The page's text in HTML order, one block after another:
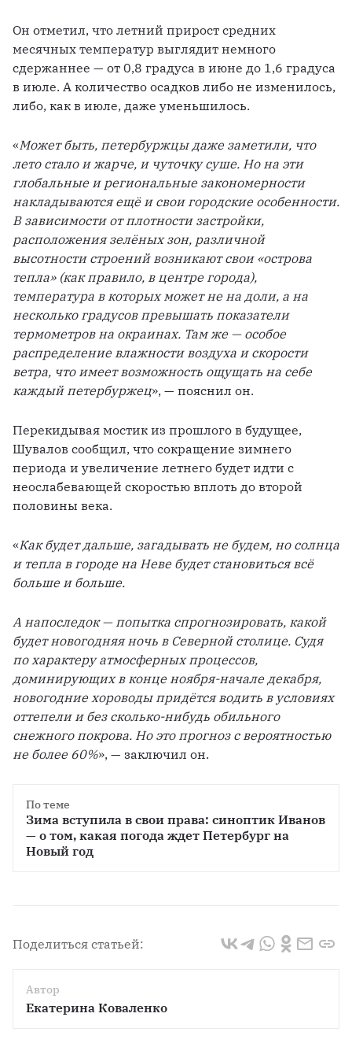
Он отметил, что летний прирост средних
месячных температур выглядит немного
сдержаннее — от 0,8 градуса в июне до 1,6 градуса
в июле. А количество осадков либо не изменилось,
либо, как в июле, даже уменьшилось.
«Может быть, петербуржцы даже заметили, что
лето стало и жарче, и чуточку суше. Но на эти
глобальные и региональные закономерности
накладываются ещё и свои городские особенности.
В зависимости от плотности застройки,
расположения зелёных зон, различной
высотности строений возникают свои «острова
тепла» (как правило, в центре города),
температура в которых может не на доли, а на
несколько градусов превышать показатели
термометров на окраинах. Там же — особое
распределение влажности воздуха и скорости
ветра, что имеет возможность ощущать на себе
каждый петербуржец», — пояснил он.
Перекидывая мостик из прошлого в будущее,
Шувалов сообщил, что сокращение зимнего
периода и увеличение летнего будет идти с
неослабевающей скоростью вплоть до второй
половины века.
«Как будет дальше, загадывать не будем, но солнца
и тепла в городе на Неве будет становиться всё
больше и больше.
А напоследок — попытка спрогнозировать, какой
будет новогодняя ночь в Северной столице. Судя
по характеру атмосферных процессов,
доминирующих в конце ноября-начале декабря,
новогодние хороводы придётся водить в условиях
оттепели и без сколько-нибудь обильного
снежного покрова. Но это прогноз с вероятностью
не более 60%», — заключил он.
По теме
Зима вступила в свои права: синоптик Иванов
— о том, какая погода ждет Петербург на
Новый год
Поделиться статьей:
Автор
Екатерина Коваленко